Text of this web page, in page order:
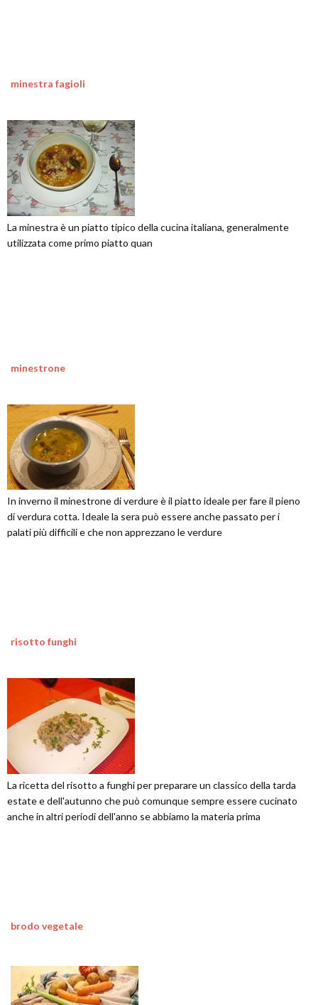
minestra fagioli
La minestra è un piatto tipico della cucina italiana, generalmente
utilizzata come primo piatto quan
minestrone
In inverno il minestrone di verdure è il piatto ideale per fare il pieno
di verdura cotta. Ideale la sera può essere anche passato per i
palati più difficili e che non apprezzano le verdure
risotto funghi
La ricetta del risotto a funghi per preparare un classico della tarda
estate e dell'autunno che può comunque sempre essere cucinato
anche in altri periodi dell'anno se abbiamo la materia prima
brodo vegetale